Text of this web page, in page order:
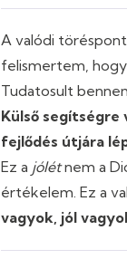
A valódi
felismertem, hogy
Tudatosult
Külső segítségre
fejlődés útjára
Ez a jólétnem a
értékelem. Ez a
vagyok, jól